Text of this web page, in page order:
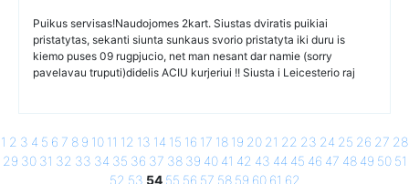
Puikus servisas!Naudojomes 2kart. Siustas dviratis puikiai
pristatytas, sekanti siunta sunkaus svorio pristatyta iki duru is
kiemo puses 09 rugpjucio, net man nesant dar namie (sorry
pavelavau truputi)didelis ACIU kurjeriui !! Siusta i Leicesterio raj
1 2 3 4 5 6 7 8 9 10 11 12 13 14 15 16 17 18 19 20 21 22 23 24 25 26 27 28
29 30 31 32 33 34 35 36 37 38 39 40 41 42 43 44 45 46 47 48 49 50 51
52 53 54 55 56 57 58 59 60 61 62